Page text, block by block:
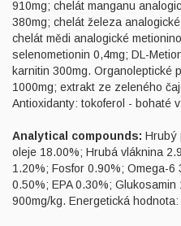
910mg; chelát manganu
380mg; chelát železa
chelát mědi analogické
selenometionin 0,4mg; DL-
karnitin 300mg. Organoleptické
1000mg; extrakt ze zeleného
Antioxidanty: tokoferol - bohaté
Analytical compounds: Hrubý
oleje 18.00%; Hrubá vláknina
1.20%; Fosfor 0.90%; Omega-6
0.50%; EPA 0.30%;
900mg/kg. Energetická